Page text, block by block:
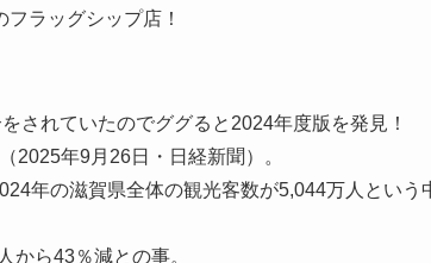
ラッグシップ店！
されていたのでググると2024年度版を発見！
2025年9月26日・日経新聞）。
年の滋賀県全体の観光客数が5,044万人という
から43％減との事。